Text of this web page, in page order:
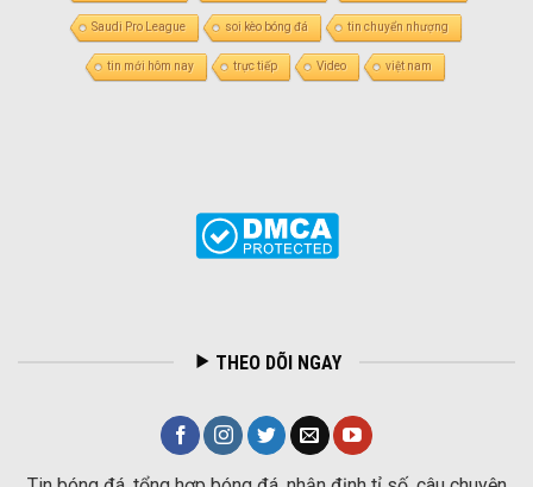
Saudi Pro League soi kèo bóng đá tin chuyển nhượng
tin mới hôm nay trực tiếp Video việt nam
THEO DÕI NGAY